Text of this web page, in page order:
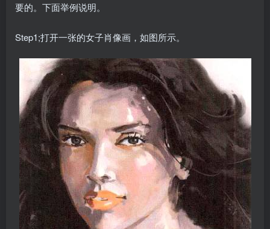
要的。下面举例说明。
Step1;打开一张的女子肖像画，如图所示。